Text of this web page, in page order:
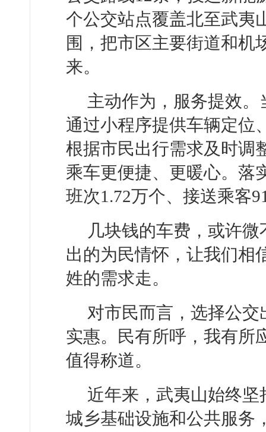
个公交站点覆盖北至武夷
围，把市区主要街道和机
来。
主动作为，服务提效
通过小程序提供车辆定位
根据市民出行需求及时调
乘车更便捷、更暖心。落
班次1.72万个、接送乘客
几块钱的车费，或许
出的为民情怀，让我们相
姓的需求走。
对市民而言，选择公
实惠。民有所呼，我有所
值得称道。
近年来，武夷山始终
城乡基础设施和公共服务